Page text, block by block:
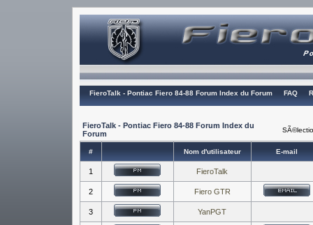
FieroTalk - Pontiac Fiero 84-88 Forum Index du Forum FAQ
FieroTalk - Pontiac Fiero 84-88 Forum Index du
Forum
# Nom d'utilisateur E-mail
1 FieroTalk
2 Fiero GTR
3 YanPGT